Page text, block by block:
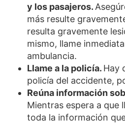
y los pasajeros.
más resulte
resulta gravemente
mismo, llame
ambulancia.
Llame a la policía. Hay
policía del accidente,
Reúna información
Mientras espera a que
toda la información